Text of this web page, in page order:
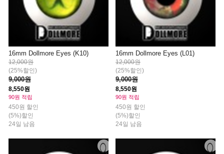
16mm Dollmore Eyes (K10)
12,000원
(25%할인)
9,000원
8,550원
90원 적립
450원 할인
(5%)할인
24일 남음
16mm Dollmore Eyes (L01)
12,000원
(25%할인)
9,000원
8,550원
90원 적립
450원 할인
(5%)할인
24일 남음